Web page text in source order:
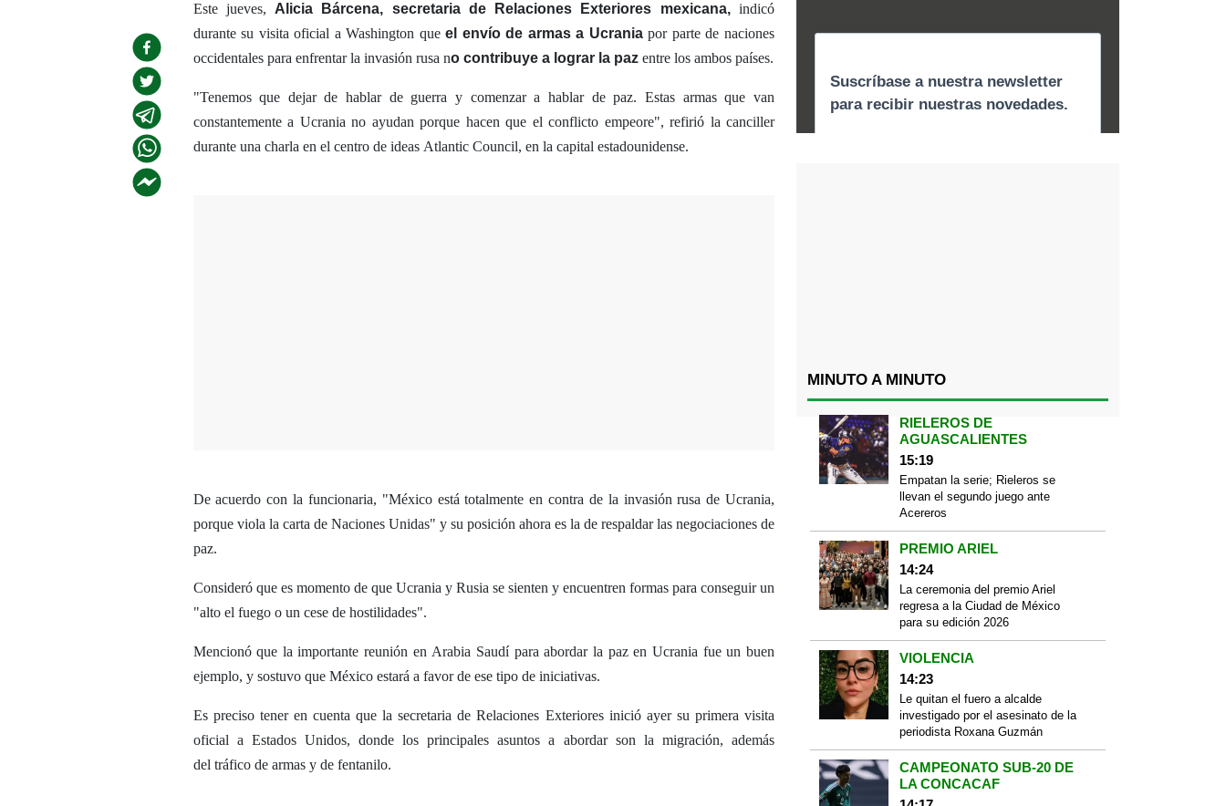
Este jueves, Alicia Bárcena, secretaria de Relaciones Exteriores mexicana,indicó
durante su visita oficial a Washington queel envío de armas a Ucraniapor parte de naciones
occidentales para enfrentar la invasión rusa no contribuye a lograr la pazentre los ambos países.
"Tenemos que dejar de hablar de guerra y comenzar a hablar de paz. Estas armas que van
constantemente a Ucrania no ayudan porque hacen que el conflicto empeore", refirió la canciller
durante una charla en el centro de ideas Atlantic Council, en la capital estadounidense.
De acuerdo con la funcionaria, "México está totalmente en contra de la invasión rusa de Ucrania,
porque viola la carta de Naciones Unidas" y su posición ahora es la de respaldar las negociaciones de
paz.
Consideró que es momento de que Ucrania y Rusia se sienten y encuentren formas para conseguir un
"alto el fuego o un cese de hostilidades".
Mencionó que la importante reunión en Arabia Saudí para abordar la paz en Ucrania fue un buen
ejemplo, y sostuvo que México estará a favor de ese tipo de iniciativas.
Es preciso tener en cuenta que la secretaria de Relaciones Exteriores inició ayer su primera visita
oficial a Estados Unidos, donde los principales asuntos a abordar son la migración, además
del tráfico de armas y de fentanilo.
MINUTO A MINUTO
RIELEROS DE
AGUASCALIENTES
15:19
Empatan la serie; Rieleros se
llevan el segundo juego ante
Acereros
PREMIO ARIEL
14:24
La ceremonia del premio Ariel
regresa a la Ciudad de México
para su edición 2026
VIOLENCIA
14:23
Le quitan el fuero a alcalde
investigado por el asesinato de la
periodista Roxana Guzmán
CAMPEONATO SUB-20 DE
LA CONCACAF